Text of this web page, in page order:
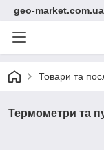
geo-market.com.ua
Товари та
Термометри та